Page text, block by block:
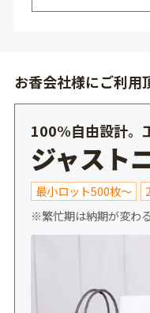
お香会社様にご利用
100%自由設計。
ジャスト
最小ロット500枚～
※繁忙期は納期が変わ